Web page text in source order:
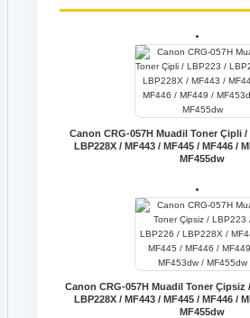
Canon CRG-057H Muadil Toner Çipli /
LBP228X / MF443 / MF445 / MF446 /
MF455dw
Canon CRG-057H Muadil Toner Çipsiz
LBP228X / MF443 / MF445 / MF446 /
MF455dw